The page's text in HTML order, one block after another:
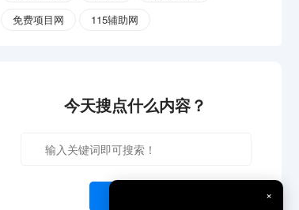
免费项目网
115辅助网
今天搜点什么内容？
×